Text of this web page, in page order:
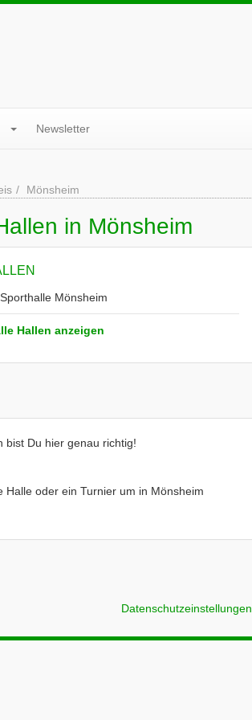
Newsletter
Mönsheim
in Mönsheim
Sporthalle Mönsheim
Hallen anzeigen
bist Du hier genau richtig!
oder ein Turnier um in Mönsheim
Datenschutzeinstellungen